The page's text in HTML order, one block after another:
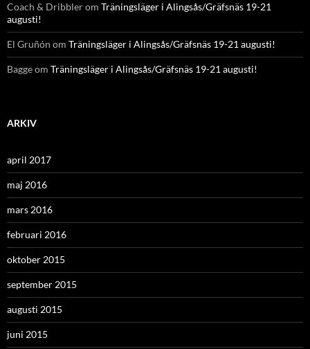
Coach & Dribblerom Träningsläger i Alingsås/Gräfsnäs 19-21
augusti!
El Gruñón om Träningsläger i Alingsås/Gräfsnäs 19-21 augusti!
Baggeom Träningsläger i Alingsås/Gräfsnäs 19-21 augusti!
ARKIV
april 2017
maj 2016
mars 2016
februari 2016
oktober 2015
september 2015
augusti 2015
juni 2015